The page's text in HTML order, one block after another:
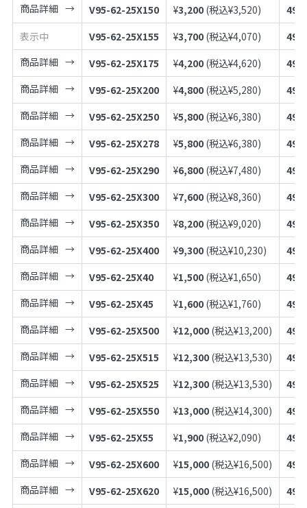
商品詳細
V95-62-25X150 ¥3,200 (税込¥3,520)
表示中
V95-62-25X155 ¥3,700 (税込¥4,070)
商品詳細
V95-62-25X175 ¥4,200 (税込¥4,620)
商品詳細
V95-62-25X200 ¥4,800 (税込¥5,280)
商品詳細
V95-62-25X250 ¥5,800 (税込¥6,380)
商品詳細
V95-62-25X278 ¥5,800 (税込¥6,380)
商品詳細
V95-62-25X290 ¥6,800 (税込¥7,480)
商品詳細
V95-62-25X300 ¥7,600 (税込¥8,360)
商品詳細
V95-62-25X350 ¥8,200 (税込¥9,020)
商品詳細
V95-62-25X400 ¥9,300 (税込¥10,230)
商品詳細
V95-62-25X40 ¥1,500 (税込¥1,650)
商品詳細
V95-62-25X45 ¥1,600 (税込¥1,760)
商品詳細
V95-62-25X500 ¥12,000 (税込¥13,200)
商品詳細
V95-62-25X515 ¥12,300 (税込¥13,530)
商品詳細
V95-62-25X525 ¥12,300 (税込¥13,530)
商品詳細
V95-62-25X550 ¥13,000 (税込¥14,300)
商品詳細
V95-62-25X55 ¥1,900 (税込¥2,090)
商品詳細
V95-62-25X600 ¥15,000 (税込¥16,500)
商品詳細
V95-62-25X620 ¥15,000 (税込¥16,500)